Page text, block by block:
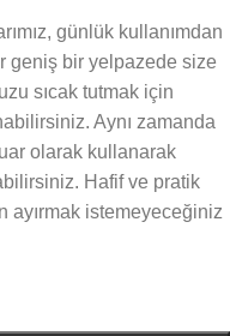
günlük kullanımdan
geniş bir yelpazede size
sıcak tutmak için
Aynı zamanda
olarak kullanarak
Hafif ve pratik
ayırmak istemeyeceğiniz